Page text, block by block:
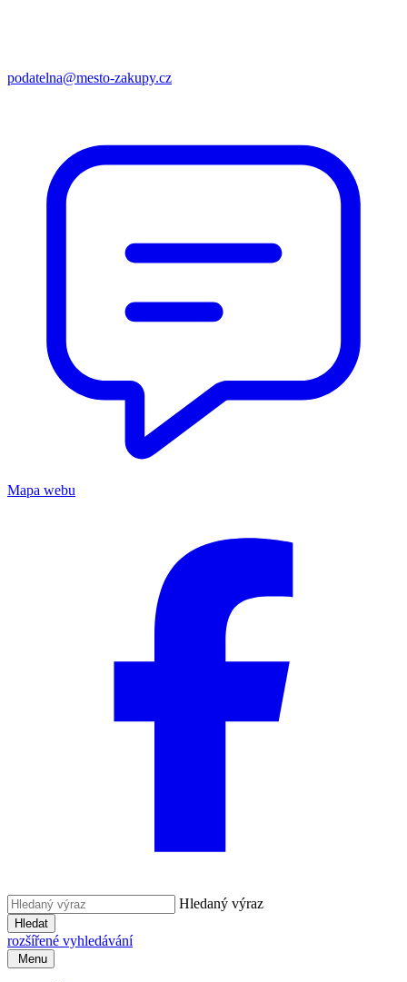
podatelna@mesto-zakupy.cz
Mapa webu
Hledaný výraz
Hledat
rozšířené vyhledávání
Menu